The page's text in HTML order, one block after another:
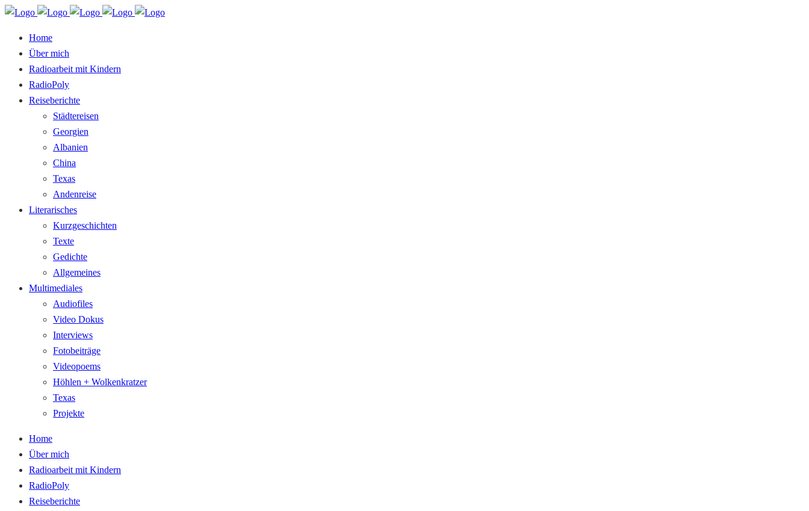
Home
Über mich
Radioarbeit mit Kindern
RadioPoly
Reiseberichte
Städtereisen
Georgien
Albanien
China
Texas
Andenreise
Literarisches
Kurzgeschichten
Texte
Gedichte
Allgemeines
Multimediales
Audiofiles
Video Dokus
Interviews
Fotobeiträge
Videopoems
Höhlen + Wolkenkratzer
Texas
Projekte
Home
Über mich
Radioarbeit mit Kindern
RadioPoly
Reiseberichte